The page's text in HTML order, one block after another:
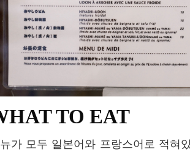
WHAT TO EAT
메뉴가 모두 일본어와 프랑스어로 적혀